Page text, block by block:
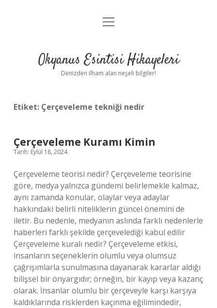
Anasayfa
Yasal Uyarı
menüyü
Okyanus Esintisi Hikayeleri
Denizden ilham alan neşeli bilgiler!
Etiket: Çerçeveleme tekniği nedir
Çerçeveleme Kuramı Kimin
Tarih: Eylül 18, 2024
Çerçeveleme teorisi nedir? Çerçeveleme teorisine
göre, medya yalnızca gündemi belirlemekle kalmaz,
aynı zamanda konular, olaylar veya adaylar
hakkındaki belirli niteliklerin güncel önemini de
iletir. Bu nedenle, medyanın aslında farklı nedenlerle
haberleri farklı şekilde çerçevelediği kabul edilir
Çerçeveleme kuralı nedir? Çerçeveleme etkisi,
insanların seçeneklerin olumlu veya olumsuz
çağrışımlarla sunulmasına dayanarak kararlar aldığı
bilişsel bir önyargıdır; örneğin, bir kayıp veya kazanç
olarak. İnsanlar olumlu bir çerçeveyle karşı karşıya
kaldıklarında risklerden kaçınma eğilimindedir,